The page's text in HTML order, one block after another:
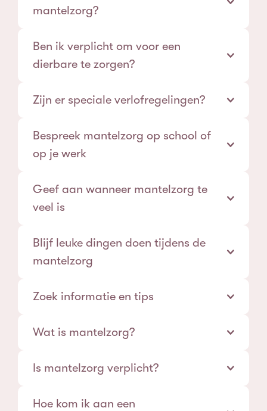
mantelzorg?
Ben ik verplicht om voor een
dierbare te zorgen?
Zijn er speciale verlofregelingen?
Bespreek mantelzorg op school of
op je werk
Geef aan wanneer mantelzorg te
veel is
Blijf leuke dingen doen tijdens de
mantelzorg
tijd voor jezelf is heel belangrijk! Ga als het even
blijven afspreken. Zo heb je afleiding en sta je er
Zoek informatie en tips
Het is voor jezelf dan prettig hierover vragen te
verpleegkundige. De antwoorden kunnen je
Wat is mantelzorg?
Is mantelzorg verplicht?
Hoe kom ik aan een